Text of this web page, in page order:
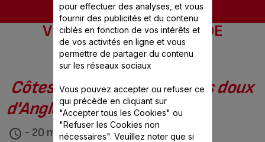
VOS RECETTES COUPS DE
CŒUR
Côtes de boeuf aux piments doux
d'Anglet
- 20 min
pour effectuer des analyses, et vous
fournir des publicités et du contenu
ciblés en fonction de vos intérêts et
de vos activités en ligne et vous
permettre de partager du contenu
sur les réseaux sociaux
Vous pouvez accepter ou refuser ce
qui précède en cliquant sur
"Accepter tous les Cookies" ou
"Refuser les Cookies non
nécessaires". Veuillez noter que si